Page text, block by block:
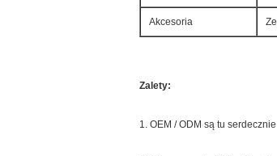
Akcesoria
Zalety:
1. OEM / ODM są tu